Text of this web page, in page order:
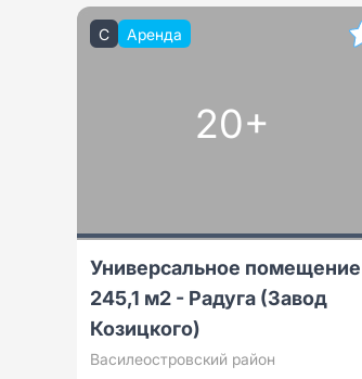
C Аренда
20+
Универсальное помещение
245,1 м2 - Радуга (Завод
Козицкого)
Василеостровский район